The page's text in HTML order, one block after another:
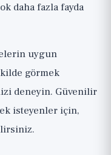
daha fazla fayda
uygun
görmek
deneyin. Güvenilir
isteyenler için,
.